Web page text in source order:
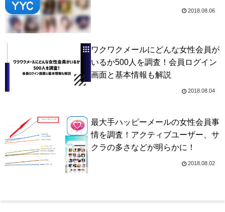
2018.08.06
ワクワクメールにどんな女性会員が
いるか500人を調査！会員ログイン
画面と基本情報も解説
2018.08.04
最大手ハッピーメールの女性会員事
情を調査！アクティブユーザー、サ
クラの多さなどが明らかに！
2018.08.02